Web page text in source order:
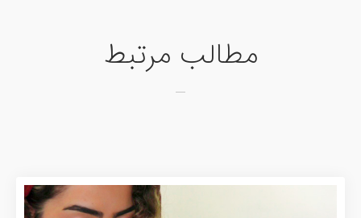
مطالب مرتبط